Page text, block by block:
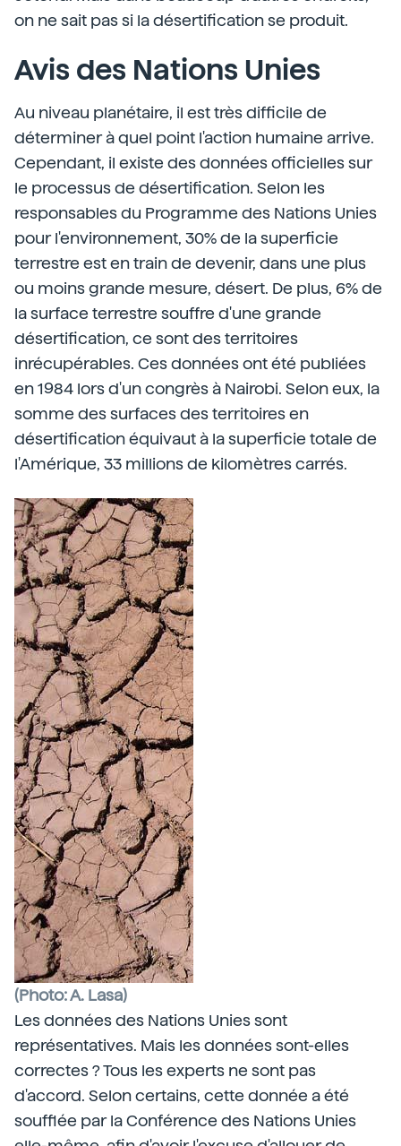
on ne sait pas si la désertification se produit.
Avis des Nations Unies
Au niveau planétaire, il est très difficile de
déterminer à quel point l'action humaine arrive.
Cependant, il existe des données officielles sur
le processus de désertification. Selon les
responsables du Programme des Nations Unies
pour l'environnement, 30% de la superficie
terrestre est en train de devenir, dans une plus
ou moins grande mesure, désert. De plus, 6% de
la surface terrestre souffre d'une grande
désertification, ce sont des territoires
inrécupérables. Ces données ont été publiées
en 1984 lors d'un congrès à Nairobi. Selon eux, la
somme des surfaces des territoires en
désertification équivaut à la superficie totale de
l'Amérique, 33 millions de kilomètres carrés.
(Photo: A. Lasa)
Les données des Nations Unies sont
représentatives. Mais les données sont-elles
correctes ? Tous les experts ne sont pas
d'accord. Selon certains, cette donnée a été
soufflée par la Conférence des Nations Unies